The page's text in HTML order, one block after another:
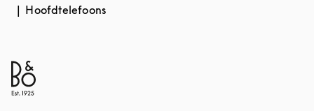
Hoofdtelefoons